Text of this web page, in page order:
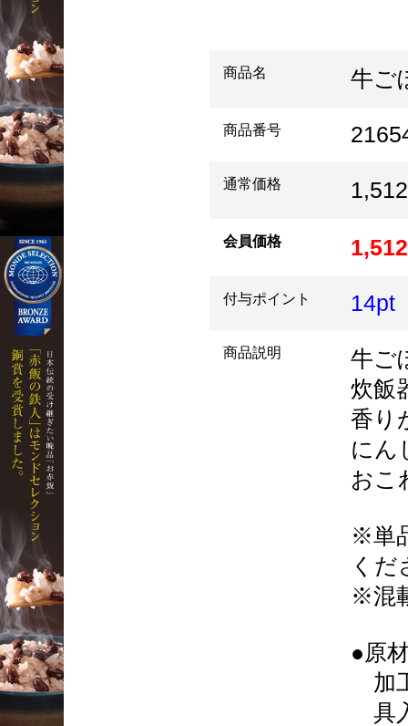
商品名 牛ご
商品番号
通常価格
会員価格
付与ポイント 14pt
商品説明
牛ご
炊飯
香り
にん
おこ
※単
くだ
※混
●原
加
具